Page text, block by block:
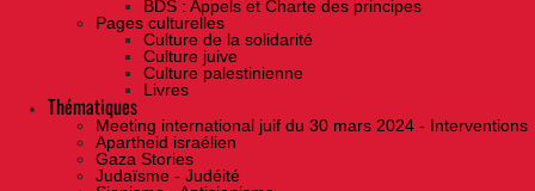
BDS : Appels et Charte des principes
Pages culturelles
Culture de la solidarité
Culture juive
Culture palestinienne
Livres
Thématiques
Meeting international juif du 30 mars 2024 - Interventions
Apartheid israélien
Gaza Stories
Judaïsme - Judéité